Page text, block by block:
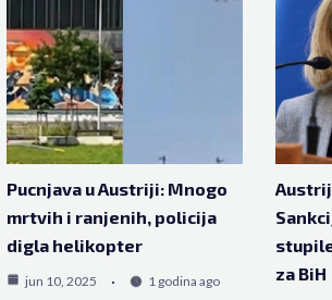
Pucnjava u Austriji: Mnogo
mrtvih i ranjenih, policija
digla helikopter
jun 10, 2025 1 godina ago
za BiH